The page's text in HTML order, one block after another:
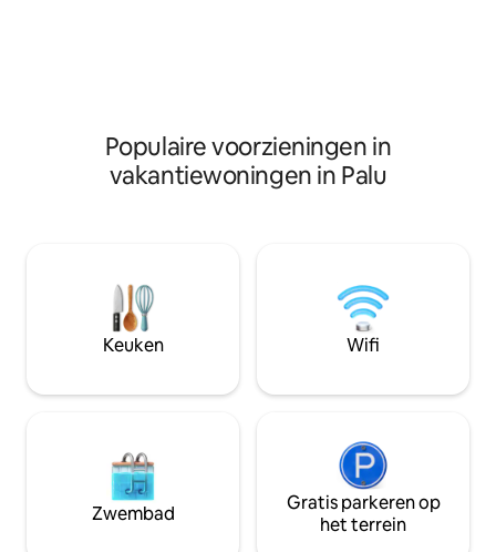
Populaire voorzieningen in
vakantiewoningen in Palu
Keuken Wifi
Zwembad
Gratis parkeren op
het terrein